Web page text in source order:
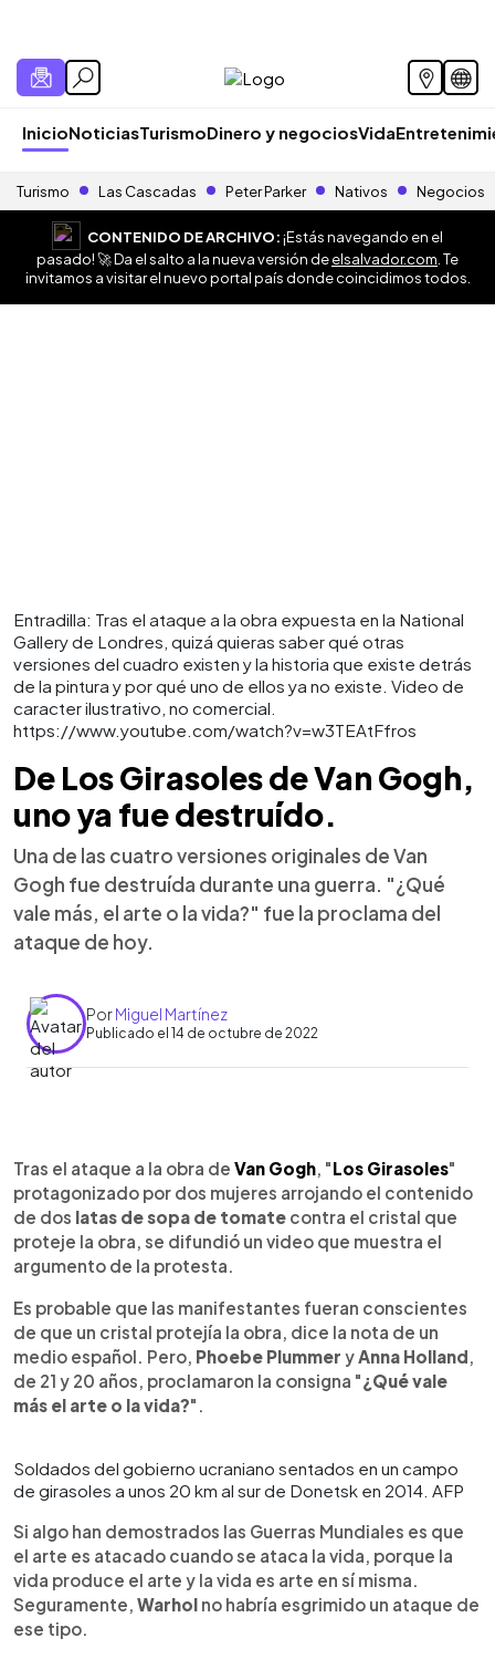
InicioNoticiasTurismoDinero y negociosVida
Turismo Las Cascadas Peter Parker Nativos Negocios
CONTENIDO DE ARCHIVO:¡Estás navegando en el
pasado! 🚀 Da el salto a la nueva versión deelsalvador.com . Te
invitamos a visitar el nuevo portal país donde coincidimos todos.
Entradilla: Tras el ataque a la obra expuesta en la National
Gallery de Londres, quizá quieras saber qué otras
versiones del cuadro existen y la historia que existe detrás
de la pintura y por qué uno de ellos ya no existe. Video de
caracter ilustrativo, no comercial.
https://www.youtube.com/watch?v=w3TEAtFfros
De Los Girasoles de Van Gogh,
uno ya fue destruído.
Una de las cuatro versiones originales de Van
Gogh fue destruída durante una guerra. "¿Qué
vale más, el arte o la vida?" fue la proclama del
ataque de hoy.
PorMiguel Martínez
Publicado el 14 de octubre de 2022
► Escuchar artículo
Tras el ataque a la obra de Van Gogh , "Los Girasoles"
protagonizado por dos mujeres arrojando el contenido
de dos latas de sopa de tomate contra el cristal que
proteje la obra, se difundió un video que muestra el
argumento de la protesta.
Es probable que las manifestantes fueran conscientes
de que un cristal protejía la obra, dice la nota de un
medio español. Pero, Phoebe Plummer y Anna Holland
de 21 y 20 años, proclamaron la consigna "¿Qué vale
más el arte o la vida?".
Soldados del gobierno ucraniano sentados en un campo
de girasoles a unos 20 km al sur de Donetsk en 2014. AFP
Si algo han demostrados las Guerras Mundiales es que
el arte es atacado cuando se ataca la vida, porque la
vida produce el arte y la vida es arte en sí misma.
Seguramente, Warhol no habría esgrimido un ataque de
ese tipo.